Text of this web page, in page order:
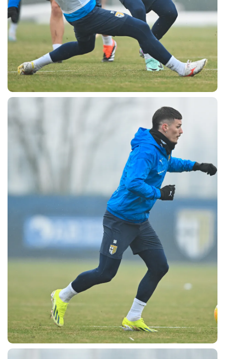
CERCA
sempre abilitati
abilitato
ACCETTA E SALVA